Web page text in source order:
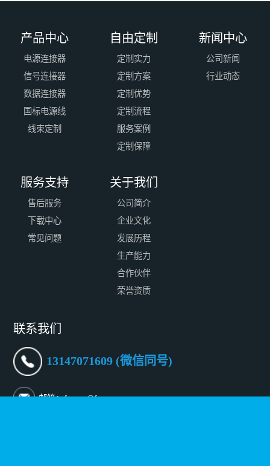
产品中心
电源连接器
信号连接器
数据连接器
国标电源线
线束定制
自由定制
定制实力
定制方案
定制优势
定制流程
服务案例
定制保障
新闻中心
公司新闻
行业动态
服务支持
售后服务
下载中心
常见问题
关于我们
公司简介
企业文化
发展历程
生产能力
合作伙伴
荣誉资质
联系我们
13147071609 (微信同号)
邮箱：fconnr@fconnr.com